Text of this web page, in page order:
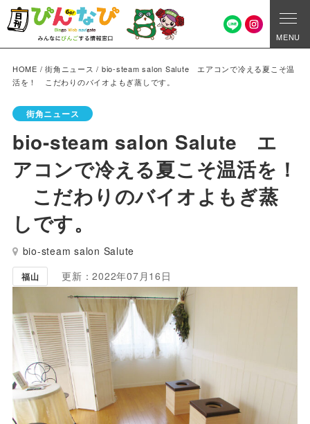
MENU
HOME /街角ニュース / bio-steam salon Salute エアコンで冷える夏こそ温
活を！ こだわりのバイオよもぎ蒸しです。
街角ニュース
bio-steam salon Salute エ
アコンで冷える夏こそ温活を！
こだわりのバイオよもぎ蒸
しです。
bio-steam salon Salute
福山 更新：2022年07月16日